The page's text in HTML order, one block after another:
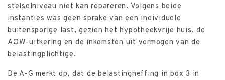
stelselniveau niet kan repareren. Volgens beide
instanties was geen sprake van een individuele
buitensporige last, gezien het hypotheekvrije huis, de
AOW-uitkering en de inkomsten uit vermogen van de
belastingplichtige.
De A-G merkt op, dat de belastingheffing in box 3 in